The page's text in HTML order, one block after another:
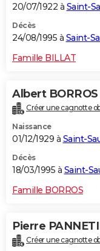
20/07/1922 à Saint-
Décès
24/08/1995 à Saint-
Famille BILLAT
Albert BORROS
Créer une cagnotte
Naissance
01/12/1929 à Saint-
Décès
18/03/1995 à Saint-
Famille BORROS
Pierre
Créer une cagnotte